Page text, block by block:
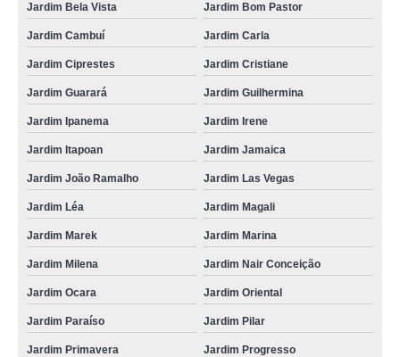
Jardim Bela Vista Jardim Bom Pastor
Jardim Cambuí Jardim Carla
Jardim Ciprestes Jardim Cristiane
Jardim Guarará Jardim Guilhermina
Jardim Ipanema Jardim Irene
Jardim Itapoan Jardim Jamaica
Jardim João Ramalho Jardim Las Vegas
Jardim Léa Jardim Magali
Jardim Marek Jardim Marina
Jardim Milena Jardim Nair Conceição
Jardim Ocara Jardim Oriental
Jardim Paraíso Jardim Pilar
Jardim Primavera Jardim Progresso